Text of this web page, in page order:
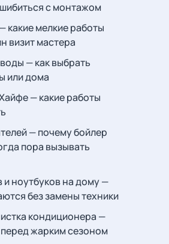
с монтажом
какие мелкие работы
визит мастера
— как выбрать
или дома
— какие работы
— почему бойлер
пора вызывать
ноутбуков на дому —
без замены техники
кондиционера —
жарким сезоном